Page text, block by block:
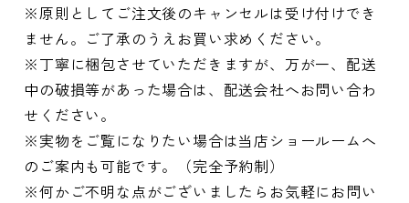
※原則としてご注文後のキャンセルは受け付けでき
ません。ご了承のうえお買い求めください。
※丁寧に梱包させていただきますが、万が一、配送
中の破損等があった場合は、配送会社へお問い合わ
せください。
※実物をご覧になりたい場合は当店ショールームへ
のご案内も可能です。（完全予約制）
※何かご不明な点がございましたらお気軽にお問い